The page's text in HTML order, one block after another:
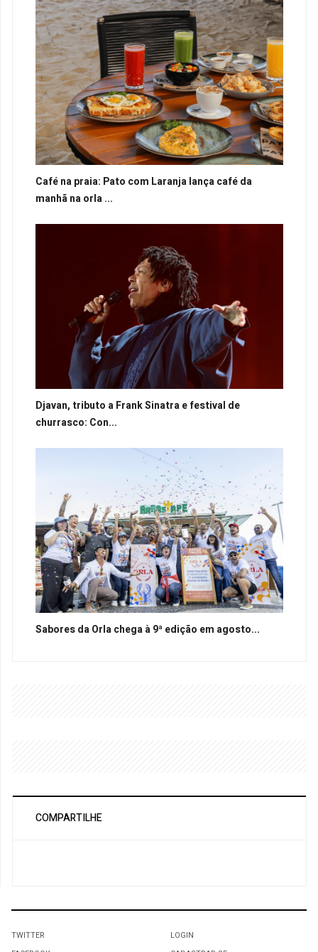
Café na praia: Pato com Laranja lança café da
manhã na orla ...
Djavan, tributo a Frank Sinatra e festival de
churrasco: Con...
Sabores da Orla chega à 9ª edição em agosto...
COMPARTILHE
TWITTER
LOGIN